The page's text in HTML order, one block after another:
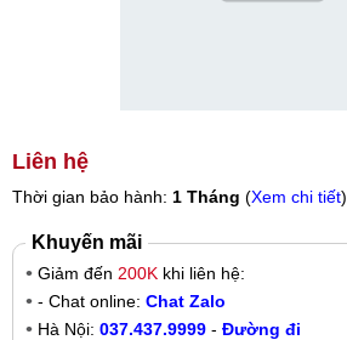
Liên hệ
Thời gian bảo hành: 1 Tháng (Xem chi tiết)
Khuyến mãi
Giảm đến 200K khi liên hệ:
- Chat online: Chat Zalo
Hà Nội: 037.437.9999 - Đường đi